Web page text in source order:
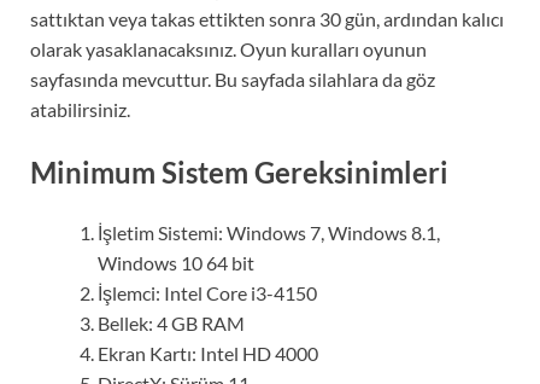
sattıktan veya takas ettikten sonra 30 gün, ardından kalıcı
olarak yasaklanacaksınız. Oyun kuralları oyunun
sayfasında mevcuttur. Bu sayfada silahlara da göz
atabilirsiniz.
Minimum Sistem Gereksinimleri
İşletim Sistemi: Windows 7, Windows 8.1,
Windows 10 64 bit
İşlemci: Intel Core i3-4150
Bellek: 4 GB RAM
Ekran Kartı: Intel HD 4000